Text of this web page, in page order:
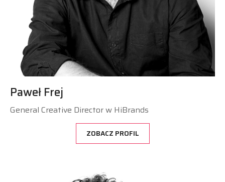
Paweł Frej
General Creative Director w HiBrands
ZOBACZ PROFIL